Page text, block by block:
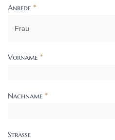
Contact
Anrede *
Vorname *
Nachname *
Strasse